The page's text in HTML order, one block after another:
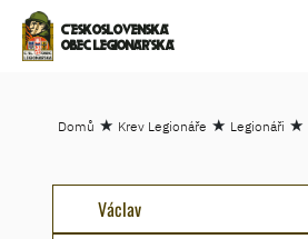
ČESKOSLOVENSKÁ
OBEC LEGIONÁŘSKÁ
Domů ★ Krev Legionáře ★ Legionáři ★